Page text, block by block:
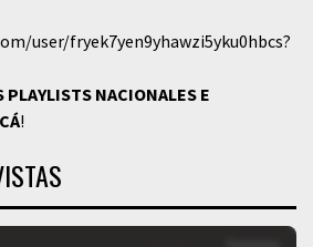
user/fryek7yen9yhawzi5yku0hbcs?
PLAYLISTS NACIONALES E
!